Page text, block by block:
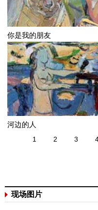
你是我的朋友
河边的人
1 2 3
现场图片